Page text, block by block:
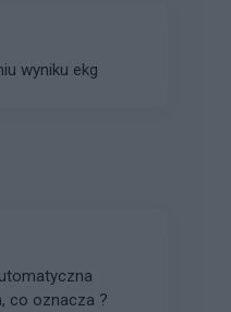
wyniku ekg
co oznacza ?